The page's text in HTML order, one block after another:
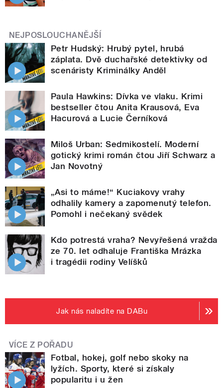
NEJPOSLOUCHANĚJŠÍ
Petr Hudský: Hrubý pytel, hrubá
záplata. Dvě duchařské detektivky od
scenáristy Kriminálky Anděl
Paula Hawkins: Dívka ve vlaku. Krimi
bestseller čtou Anita Krausová, Eva
Hacurová a Lucie Černíková
Miloš Urban: Sedmikostelí. Moderní
gotický krimi román čtou Jiří Schwarz a
Jan Novotný
„Asi to máme!“ Kuciakovy vrahy
odhalily kamery a zapomenutý telefon.
Pomohl i nečekaný svědek
Kdo potrestá vraha? Nevyřešená vražda
ze 70. let odhaluje Františka Mrázka
i tragédii rodiny Velíšků
Jak nás naladíte na DABu
VÍCE Z POŘADU
Fotbal, hokej, golf nebo skoky na
lyžích. Sporty, které si získaly
popularitu i u žen